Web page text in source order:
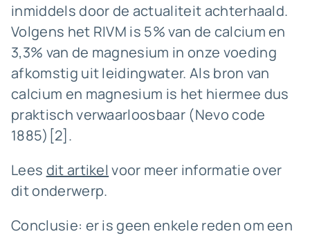
inmiddels door de actualiteit achterhaald.
Volgens het RIVM is 5% van de calcium en
3,3% van de magnesium in onze voeding
afkomstig uit leidingwater. Als bron van
calcium en magnesium is het hiermee dus
praktisch verwaarloosbaar (Nevo code
1885)[2].
Lees dit artikel voor meer informatie over
dit onderwerp.
Conclusie: er is geen enkele reden om een